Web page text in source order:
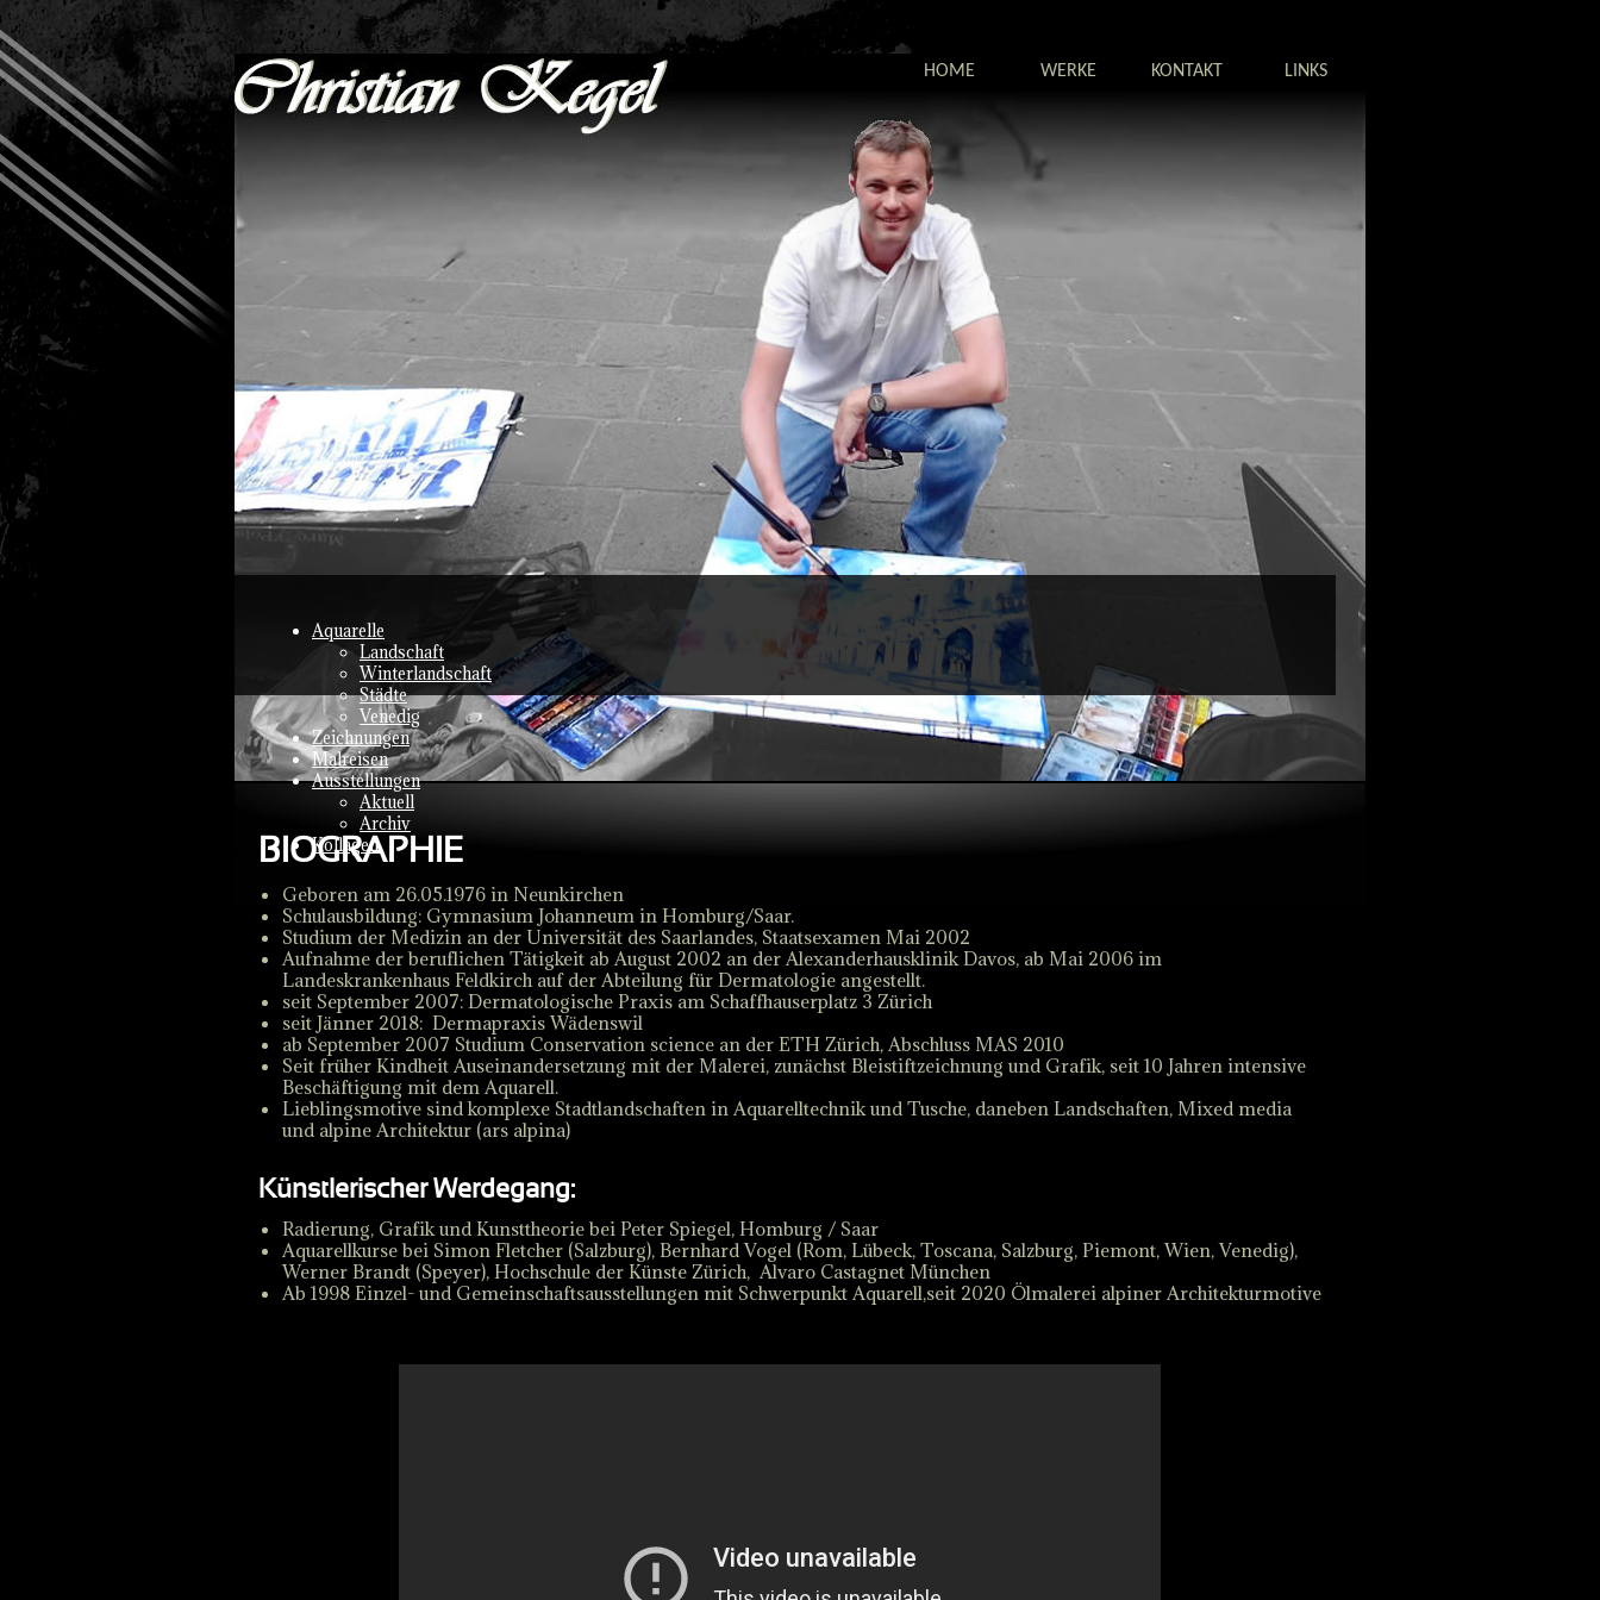
HOME WERKE KONTAKT LINKS
Aquarelle
Landschaft
Winterlandschaft
Städte
Venedig
Zeichnungen
Malreisen
Ausstellungen
Aktuell
Archiv
Kollagen
BIOGRAPHIE
Geboren am 26.05.1976 in Neunkirchen
Schulausbildung: Gymnasium Johanneum in Homburg/Saar.
Studium der Medizin an der Universität des Saarlandes, Staatsexamen Mai 2002
Aufnahme der beruflichen Tätigkeit ab August 2002 an der Alexanderhausklinik Davos, ab Mai 2006 im
Landeskrankenhaus Feldkirch auf der Abteilung für Dermatologie angestellt.
seit September 2007: Dermatologische Praxis am Schaffhauserplatz 3 Zürich
seit Jänner 2018: Dermapraxis Wädenswil
ab September 2007 Studium Conservation science an der ETH Zürich, Abschluss MAS 2010
Seit früher Kindheit Auseinandersetzung mit der Malerei, zunächst Bleistiftzeichnung und Grafik, seit 10 Jahren intensive
Beschäftigung mit dem Aquarell.
Lieblingsmotive sind komplexe Stadtlandschaften in Aquarelltechnik und Tusche, daneben Landschaften, Mixed media
und alpine Architektur (ars alpina)
Künstlerischer Werdegang:
Radierung, Grafik und Kunsttheorie bei Peter Spiegel, Homburg / Saar
Aquarellkurse bei Simon Fletcher (Salzburg), Bernhard Vogel (Rom, Lübeck, Toscana, Salzburg, Piemont, Wien, Venedig),
Werner Brandt (Speyer), Hochschule der Künste Zürich, Alvaro Castagnet München
Ab 1998 Einzel- und Gemeinschaftsausstellungen mit Schwerpunkt Aquarell,seit 2020 Ölmalerei alpiner Architekturmotive